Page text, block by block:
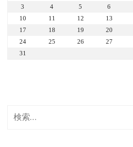
3
4 5 6
10
11 12 13
17
18 19 20
24
25 26 27
31